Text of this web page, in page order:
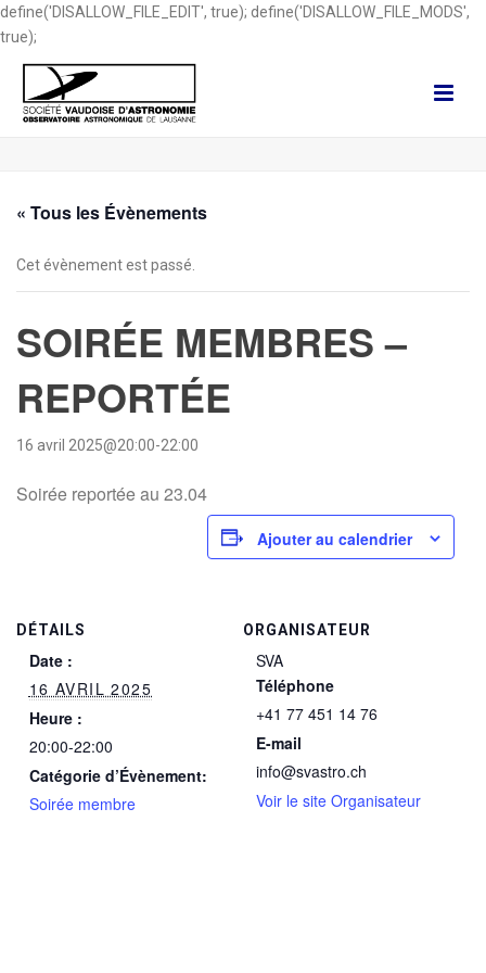
define('DISALLOW_FILE_EDIT', true); define('DISALLOW_FILE_MODS',
true);
« Tous les Évènements
Cet évènement est passé.
SOIRÉE MEMBRES –
REPORTÉE
16 avril 2025@20:00-22:00
Soirée reportée au 23.04
Ajouter au calendrier
DÉTAILS
Date :
16 AVRIL 2025
Heure :
20:00-22:00
Catégorie d’Évènement:
Soirée membre
ORGANISATEUR
SVA
Téléphone
+41 77 451 14 76
E-mail
info@svastro.ch
Voir le site Organisateur